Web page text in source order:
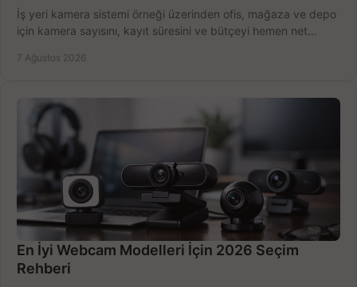
İş yeri kamera sistemi örneği üzerinden ofis, mağaza ve depo
için kamera sayısını, kayıt süresini ve bütçeyi hemen net
7 Ağustos 2026
En İyi Webcam Modelleri İçin 2026 Seçim
Rehberi